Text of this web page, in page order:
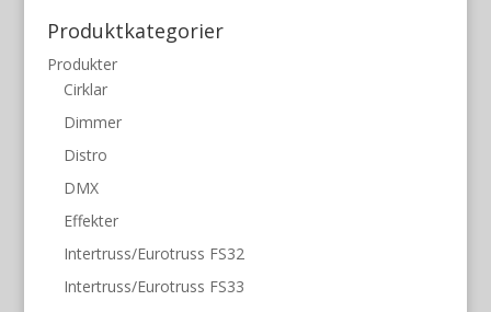
Produktkategorier
Produkter
Cirklar
Dimmer
Distro
DMX
Effekter
Intertruss/Eurotruss FS32
Intertruss/Eurotruss FS33